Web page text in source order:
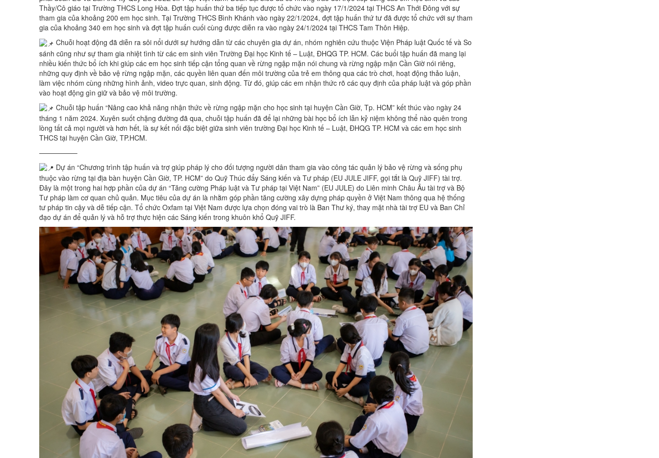
Thầy/Cô giáo tại Trường THCS Long Hòa. Đợt tập huấn thứ ba tiếp tục được tổ chức vào ngày 17/1/2024 tại THCS An Thới Đông với sự
tham gia của khoảng 200 em học sinh. Tại Trường THCS Bình Khánh vào ngày 22/1/2024, đợt tập huấn thứ tư đã được tổ chức với sự tham
gia của khoảng 340 em học sinh và đợt tập huấn cuối cùng được diễn ra vào ngày 24/1/2024 tại THCS Tam Thôn Hiệp.
Chuỗi hoạt động đã diễn ra sôi nổi dưới sự hướng dẫn từ các chuyên gia dự án, nhóm nghiên cứu thuộc Viện Pháp luật Quốc tế và So
sánh cũng như sự tham gia nhiệt tình từ các em sinh viên Trường Đại học Kinh tế – Luật, ĐHQG TP. HCM. Các buổi tập huấn đã mang lại
nhiều kiến thức bổ ích khi giúp các em học sinh tiếp cận tổng quan về rừng ngập mặn nói chung và rừng ngập mặn Cần Giờ nói riêng,
những quy định về bảo vệ rừng ngập mặn, các quyền liên quan đến môi trường của trẻ em thông qua các trò chơi, hoạt động thảo luận,
làm việc nhóm cùng những hình ảnh, video trực quan, sinh động. Từ đó, giúp các em nhận thức rõ các quy định của pháp luật và góp phần
vào hoạt động gìn giữ và bảo vệ môi trường.
Chuỗi tập huấn “Nâng cao khả năng nhận thức về rừng ngập mặn cho học sinh tại huyện Cần Giờ, Tp. HCM” kết thúc vào ngày 24
tháng 1 năm 2024. Xuyên suốt chặng đường đã qua, chuỗi tập huấn đã để lại những bài học bổ ích lẫn kỷ niệm không thể nào quên trong
lòng tất cả mọi người và hơn hết, là sự kết nối đặc biệt giữa sinh viên trường Đại học Kinh tế – Luật, ĐHQG TP. HCM và các em học sinh
THCS tại huyện Cần Giờ, TP.HCM.
—————–
Dự án “Chương trình tập huấn và trợ giúp pháp lý cho đối tượng người dân tham gia vào công tác quản lý bảo vệ rừng và sống phụ
thuộc vào rừng tại địa bàn huyện Cần Giờ, TP. HCM” do Quỹ Thúc đẩy Sáng kiến và Tư pháp (EU JULE JIFF, gọi tắt là Quỹ JIFF) tài trợ.
Đây là một trong hai hợp phần của dự án “Tăng cường Pháp luật và Tư pháp tại Việt Nam” (EU JULE) do Liên minh Châu Âu tài trợ và Bộ
Tư pháp làm cơ quan chủ quản. Mục tiêu của dự án là nhằm góp phần tăng cường xây dựng pháp quyền ở Việt Nam thông qua hệ thống
tư pháp tin cậy và dễ tiếp cận. Tổ chức Oxfam tại Việt Nam được lựa chọn đóng vai trò là Ban Thư ký, thay mặt nhà tài trợ EU và Ban Chỉ
đạo dự án để quản lý và hỗ trợ thực hiện các Sáng kiến trong khuôn khổ Quỹ JIFF.